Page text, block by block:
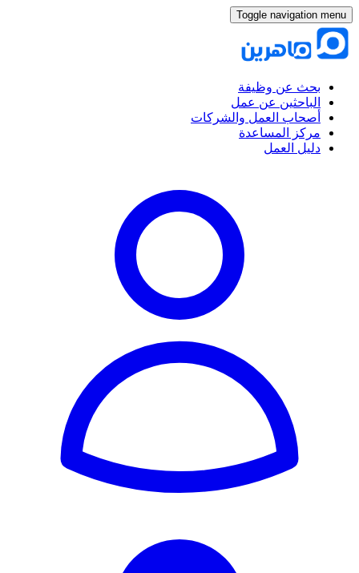
Toggle navigation menu
بحث عن وظيفة
الباحثين عن عمل
أصحاب العمل والشركات
مركز المساعدة
دليل العمل